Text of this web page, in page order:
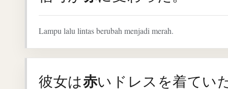
Lampu lalu lintas berubah menjadi merah.
彼女は赤いドレスを着てい